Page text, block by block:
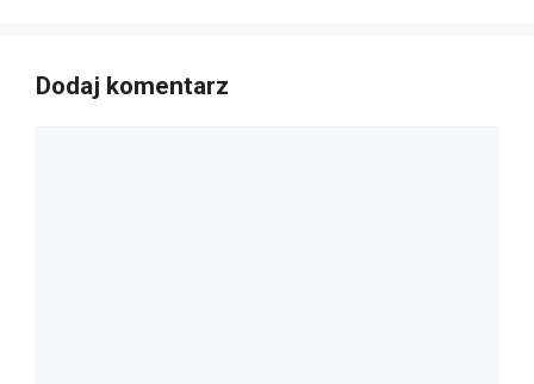
Dodaj komentarz